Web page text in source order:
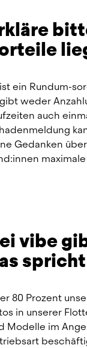
ist ein Rundum-
gibt weder
auch
Gedanken
vibe
80 Prozent
in unserer
Modelle im